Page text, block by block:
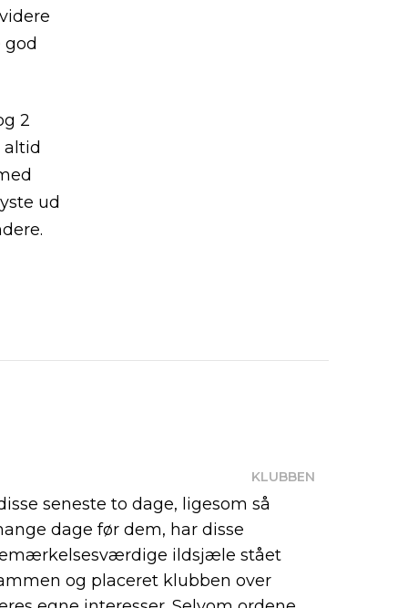
god
2
altid
ud
KLUBBEN
seneste to dage, ligesom så
dage før dem, har disse
ildsjæle stået
og placeret klubben over